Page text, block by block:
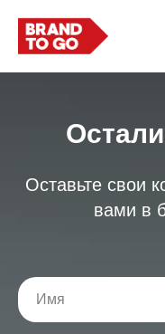
Оставьте свои
вами в